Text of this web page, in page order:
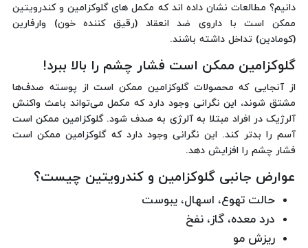
دانیم؟ مطالعات نشان داده اند که مکمل های گلوکزامین و کندرویتین
ممکن است با داروی ضد انعقاد (رقیق کننده خون) وارفارین
(کومادین) تداخل داشته باشند.
گلوکزامین ممکن است فشار چشم را بالا ببرد!
از آنجایی که محصولات گلوکزامین ممکن است از پوسته صدف‌ها
مشتق شوند، این نگرانی وجود دارد که مکمل می‌تواند باعث واکنش
آلرژیک در افراد مبتلا به آلرژی به صدف شود. گلوکزامین ممکن است
آسم را بدتر کند. این نگرانی وجود دارد که گلوکزامین ممکن است
فشار چشم را افزایش دهد.
عوارض جانبی گلوکزامین و کندرویتین چیست؟
حالت تهوع، اسهال، یبوست
درد معده، گاز، نفخ
ریزش مو